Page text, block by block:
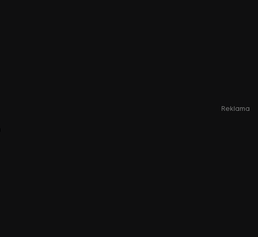
Reklama